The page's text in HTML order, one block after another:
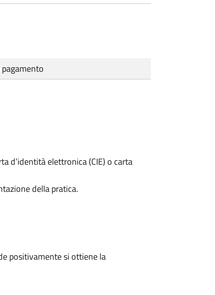
d’identità elettronica (CIE) o carta
della pratica.
positivamente si ottiene la